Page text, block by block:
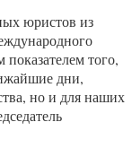
юристов из
того,
дни,
но и для наших